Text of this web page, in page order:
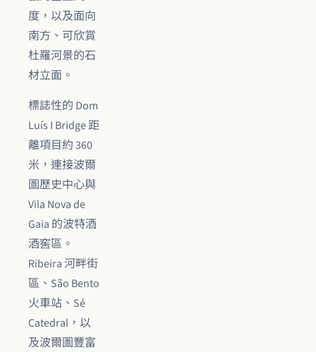
度，以及面向
南方、可欣賞
杜羅河景的石
材立面。
標誌性的 Dom
Luís I Bridge 距
離項目約 360
米，連接波爾
圖歷史中心與
Vila Nova de
Gaia 的波特酒
酒窖區。
Ribeira 河畔街
區、São Bento
火車站、Sé
Catedral，以
及波爾圖豐富